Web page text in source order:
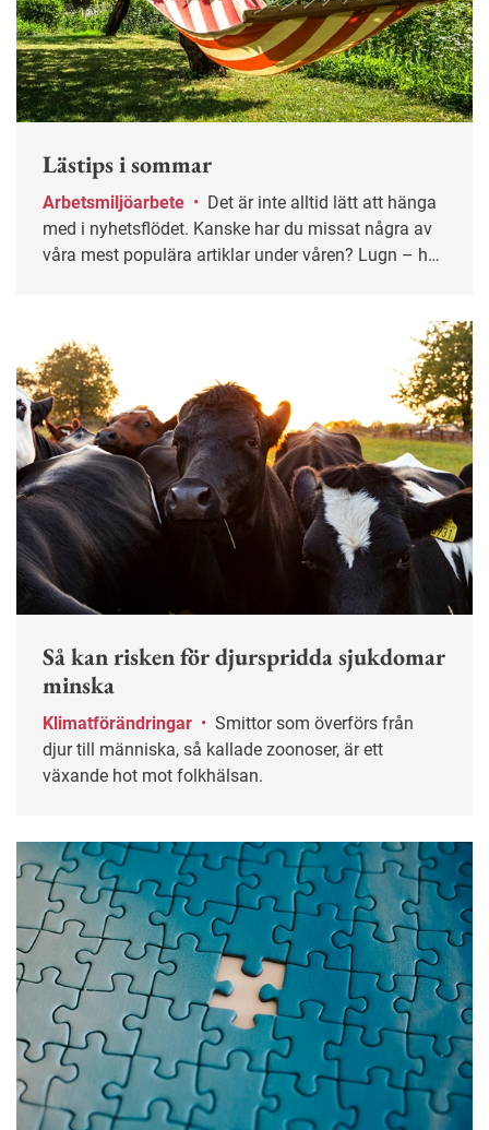
Lästips i sommar
Arbetsmiljöarbete •
med i nyhetsflödet. Kanske har du missat några av
våra mest populära artiklar under våren? Lugn – här
Så kan risken för djurspridda sjukdomar
minska
Klimatförändringar •
djur till människa, så kallade zoonoser, är ett
växande hot mot folkhälsan.